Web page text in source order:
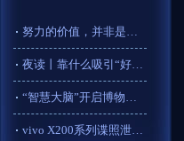
努力的价值，并非是为了出类拔萃、与众不同，而是为了摆脱所在的
夜读丨靠什么吸引“好运气”？
“智慧大脑”开启博物馆数智化转型 “新纪元”郑州博物馆智慧建
vivo X200系列谍照泄露：四边框极窄等宽，颜值爆表！